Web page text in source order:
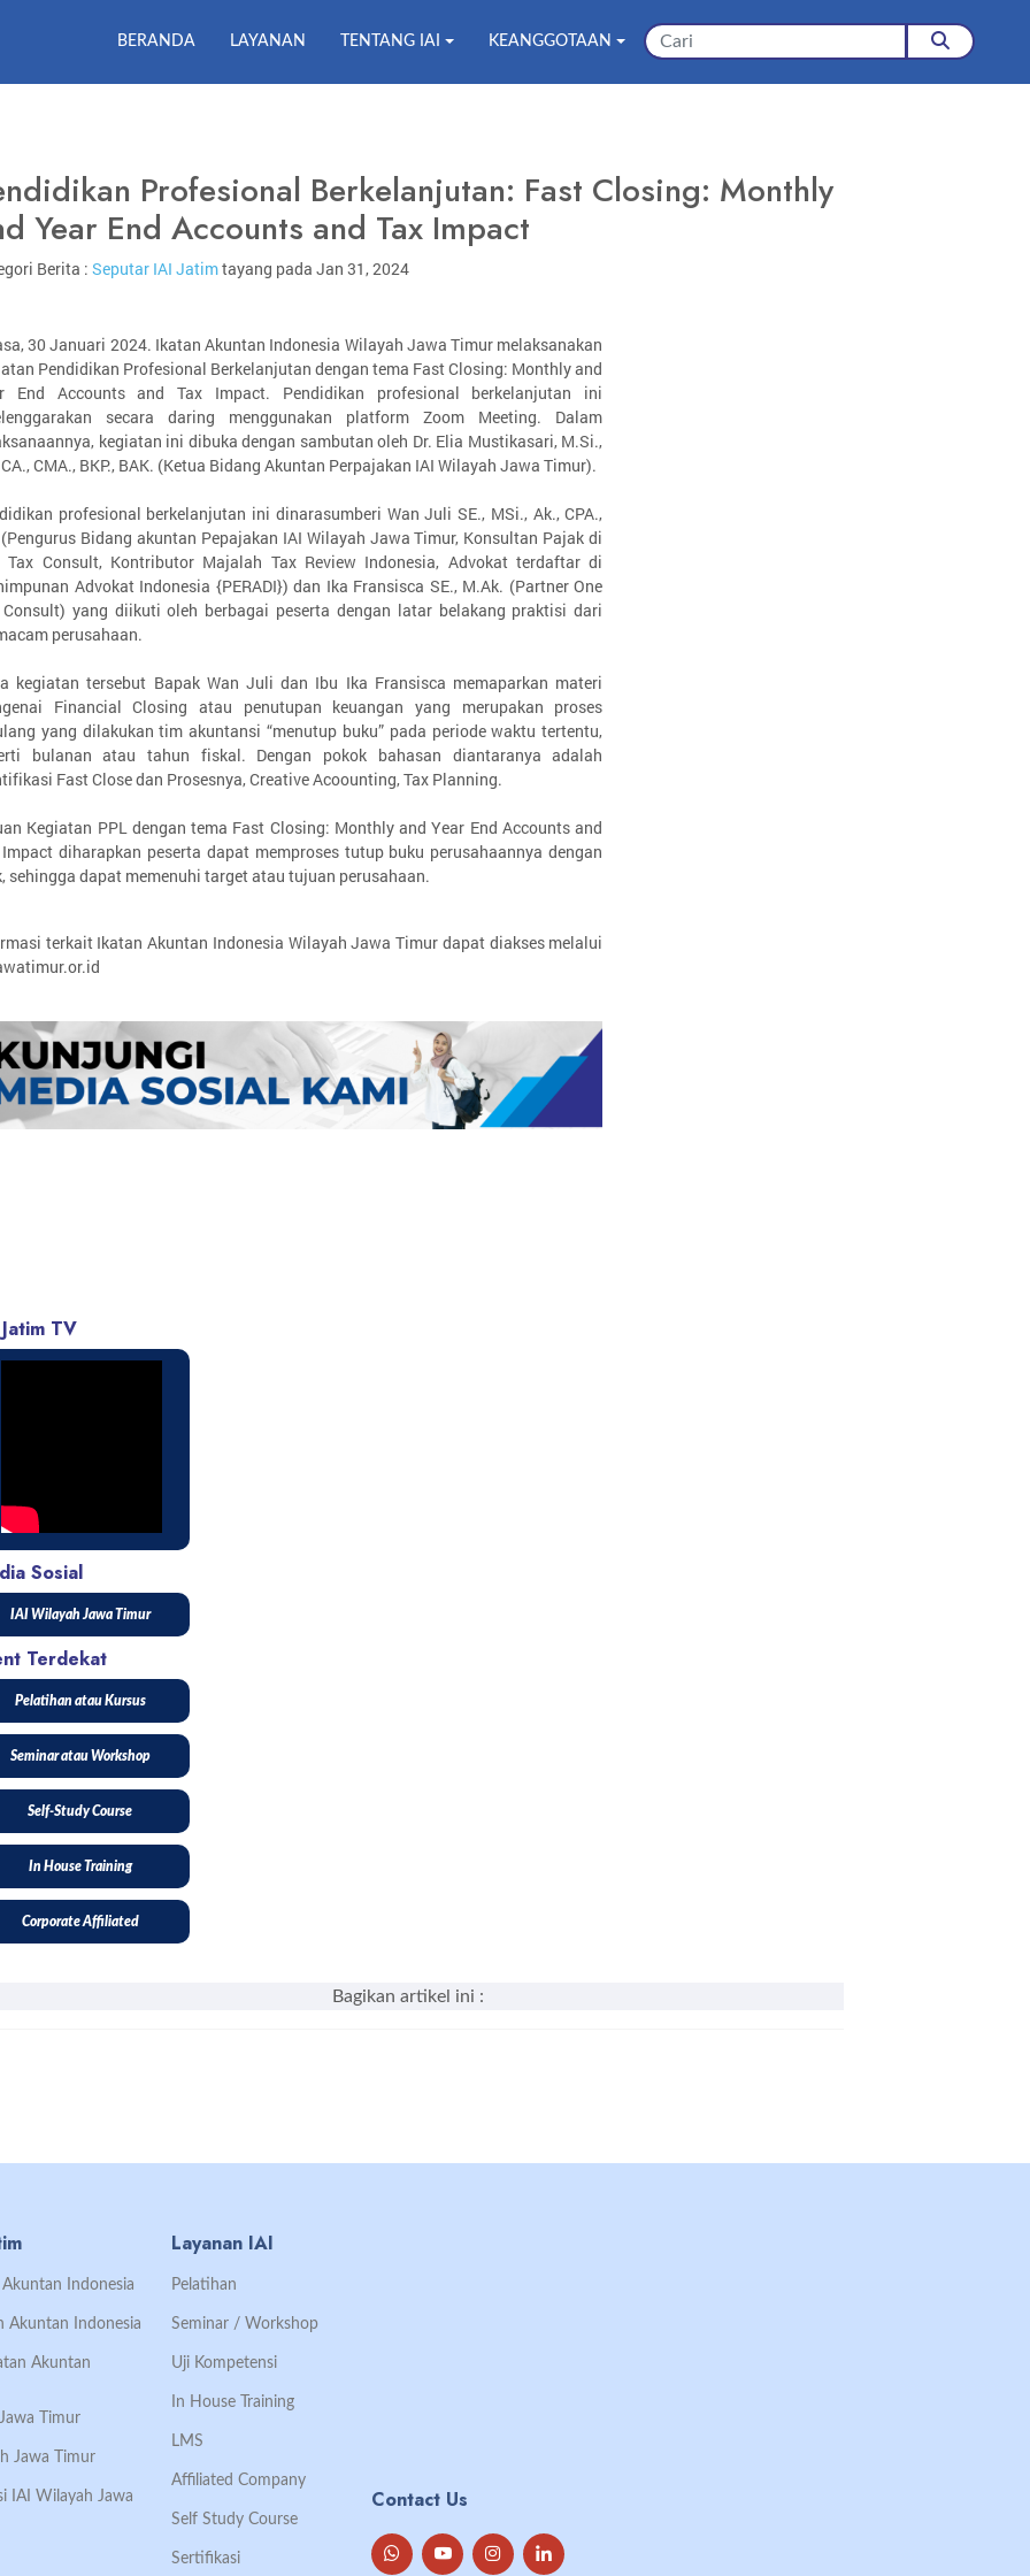
BERANDA LAYANAN TENTANG IAI KEANGGOTAAN
Profesional Berkelanjutan: Fast Closing: Monthly
Year End Accounts and Tax Impact
Berita : Seputar IAI Jatimtayang pada Jan 31, 2024
30 Januari 2024. Ikatan Akuntan Indonesia Wilayah Jawa Timur melaksanakan
Pendidikan Profesional Berkelanjutan dengan tema Fast Closing: Monthly and
End Accounts and Tax Impact. Pendidikan profesional berkelanjutan ini
secara daring menggunakan platform Zoom Meeting. Dalam
kegiatan ini dibuka dengan sambutan oleh Dr. Elia Mustikasari, M.Si.,
CMA., BKP., BAK. (Ketua Bidang Akuntan Perpajakan IAI Wilayah Jawa Timur).
profesional berkelanjutan ini dinarasumberi Wan Juli SE., MSi., Ak., CPA.,
Bidang akuntan Pepajakan IAI Wilayah Jawa Timur, Konsultan Pajak di
Tax Consult, Kontributor Majalah Tax Review Indonesia, Advokat terdaftar di
Advokat Indonesia {PERADI}) dan Ika Fransisca SE., M.Ak. (Partner One
Consult) yang diikuti oleh berbagai peserta dengan latar belakang praktisi dari
perusahaan.
kegiatan tersebut Bapak Wan Juli dan Ibu Ika Fransisca memaparkan materi
Financial Closing atau penutupan keuangan yang merupakan proses
yang dilakukan tim akuntansi “menutup buku” pada periode waktu tertentu,
bulanan atau tahun fiskal. Dengan pokok bahasan diantaranya adalah
Fast Close dan Prosesnya, Creative Acoounting, Tax Planning.
Kegiatan PPL dengan tema Fast Closing: Monthly and Year End Accounts and
diharapkan peserta dapat memproses tutup buku perusahaannya dengan
sehingga dapat memenuhi target atau tujuan perusahaan.
terkait Ikatan Akuntan Indonesia Wilayah Jawa Timur dapat diakses melalui
TV
Sosial
IAI Wilayah Jawa Timur
Terdekat
Pelatihan atau Kursus
Seminar atau Workshop
Self-Study Course
In House Training
Corporate Affiliated
Bagikan artikel ini :
Indonesia
Akuntan Indonesia
Akuntan
Timur
Jawa Timur
IAI Wilayah Jawa
Layanan IAI
Pelatihan
Seminar / Workshop
Uji Kompetensi
In House Training
LMS
Affiliated Company
Self Study Course
Sertifikasi
Contact Us